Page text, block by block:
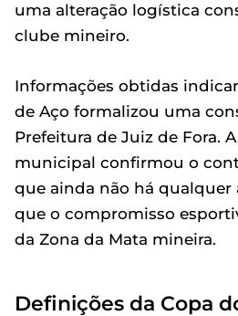
uma alteração logística
clube mineiro.
Informações obtidas
de Aço formalizou uma
Prefeitura de Juiz de Fora.
municipal confirmou o
que ainda não há qualquer
que o compromisso
da Zona da Mata mineira.
Definições da Copa